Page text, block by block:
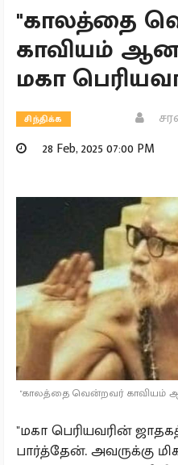
"காலத்தை
காவியம்
மகா
சிந்திக்க
28 Feb, 2025 07:00 PM
"காலத்தை வென்றவர் காவியம்
"மகா பெரியவரின்
பார்த்தேன். அவருக்கு